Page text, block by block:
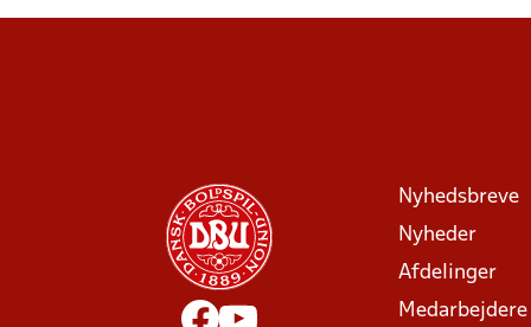
Nyhedsbreve
Nyheder
Afdelinger
Medarbejdere